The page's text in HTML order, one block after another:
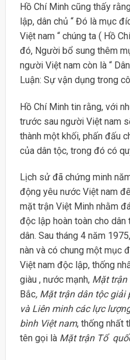
Hồ Chí Minh cũng thấy
lập, dân chủ “ Đó là mục
Việt nam “ chúng ta ( Hồ
đó, Người bổ sung thêm
người Việt nam còn là “
Luận: Sự vận dụng trong
Hồ Chí Minh tin rằng, với
trước sau người Việt nam
thành một khối, phấn đấu
của dân tộc, trong đó có
Lịch sử đã chứng minh
động yêu nước Việt nam
mặt trận Việt Minh nhằm
độc lập hoàn toàn cho dân
dân. Sau tháng 4 năm
nàn và có chung một mục
Việt nam độc lập, thống
giàu , nước mạnh, Mặt trận
Bắc, Mặt trận dân tộc giải
và Liên minh các lực
bình Việt nam, thống nhất
tên gọi là Mặt trận Tổ